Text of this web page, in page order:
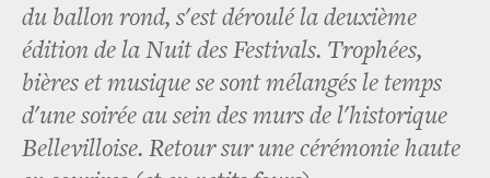
du ballon rond, s'est déroulé la deuxième
édition de la Nuit des Festivals. Trophées,
bières et musique se sont mélangés le temps
d'une soirée au sein des murs de l'historique
Bellevilloise. Retour sur une cérémonie haute